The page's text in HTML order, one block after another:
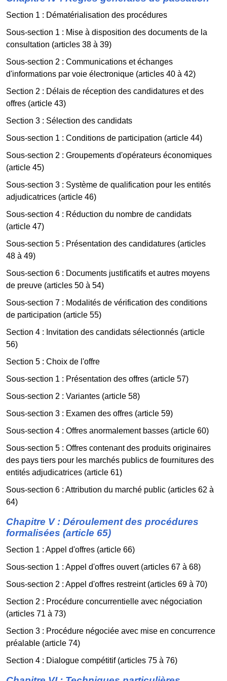
Section 1 : Dématérialisation des procédures
Sous-section 1 : Mise à disposition des documents de la
consultation (articles 38 à 39)
Sous-section 2 : Communications et échanges
d'informations par voie électronique (articles 40 à 42)
Section 2 : Délais de réception des candidatures et des
offres (article 43)
Section 3 : Sélection des candidats
Sous-section 1 : Conditions de participation (article 44)
Sous-section 2 : Groupements d'opérateurs économiques
(article 45)
Sous-section 3 : Système de qualification pour les entités
adjudicatrices (article 46)
Sous-section 4 : Réduction du nombre de candidats
(article 47)
Sous-section 5 : Présentation des candidatures (articles
48 à 49)
Sous-section 6 : Documents justificatifs et autres moyens
de preuve (articles 50 à 54)
Sous-section 7 : Modalités de vérification des conditions
de participation (article 55)
Section 4 : Invitation des candidats sélectionnés (article
56)
Section 5 : Choix de l'offre
Sous-section 1 : Présentation des offres (article 57)
Sous-section 2 : Variantes (article 58)
Sous-section 3 : Examen des offres (article 59)
Sous-section 4 : Offres anormalement basses (article 60)
Sous-section 5 : Offres contenant des produits originaires
des pays tiers pour les marchés publics de fournitures des
entités adjudicatrices (article 61)
Sous-section 6 : Attribution du marché public (articles 62 à
64)
Chapitre V : Déroulement des procédures
formalisées (article 65)
Section 1 : Appel d'offres (article 66)
Sous-section 1 : Appel d'offres ouvert (articles 67 à 68)
Sous-section 2 : Appel d'offres restreint (articles 69 à 70)
Section 2 : Procédure concurrentielle avec négociation
(articles 71 à 73)
Section 3 : Procédure négociée avec mise en concurrence
préalable (article 74)
Section 4 : Dialogue compétitif (articles 75 à 76)